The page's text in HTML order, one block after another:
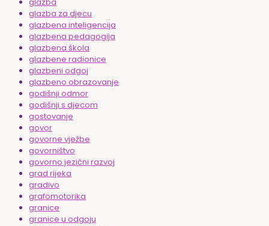
glazba za djecu
glazbena inteligencija
glazbena pedagogija
glazbena škola
glazbene radionice
glazbeni odgoj
glazbeno obrazovanje
godišnji odmor
godišnji s djecom
gostovanje
govor
govorne vježbe
govorništvo
govorno jezični razvoj
grad rijeka
gradivo
grafomotorika
granice
granice u odgoju